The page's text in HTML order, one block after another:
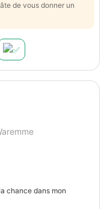
de vous donner un
chance dans mon